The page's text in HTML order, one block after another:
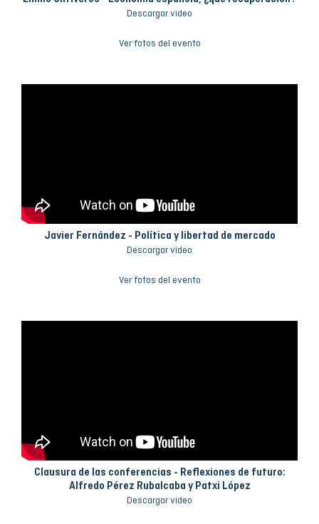
Descargar video
Ver fotos del evento
Javier Fernández - Política y libertad de mercado
Descargar video
Ver fotos del evento
Clausura de las conferencias - Reflexiones de futuro:
Alfredo Pérez Rubalcaba y Patxi López
Descargar video